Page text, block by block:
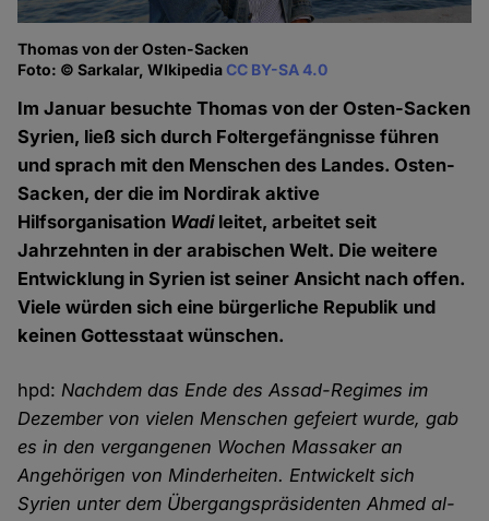
Thomas von der Osten-Sacken
Foto: © Sarkalar, WIkipediaCC BY-SA 4.0
Im Januar besuchte Thomas von der Osten-Sacken
Syrien, ließ sich durch Foltergefängnisse führen
und sprach mit den Menschen des Landes. Osten-
Sacken, der die im Nordirak aktive
Hilfsorganisation Wadileitet, arbeitet seit
Jahrzehnten in der arabischen Welt. Die weitere
Entwicklung in Syrien ist seiner Ansicht nach offen.
Viele würden sich eine bürgerliche Republik und
keinen Gottesstaat wünschen.
hpd:Nachdem das Ende des Assad-Regimes im
Dezember von vielen Menschen gefeiert wurde, gab
es in den vergangenen Wochen Massaker an
Angehörigen von Minderheiten. Entwickelt sich
Syrien unter dem Übergangspräsidenten Ahmed al-